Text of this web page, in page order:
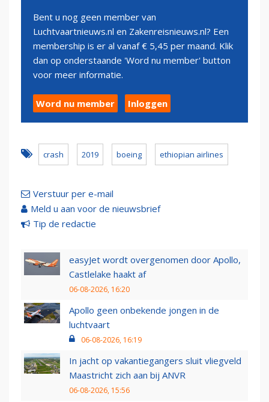
Bent u nog geen member van
Luchtvaartnieuws.nl en Zakenreisnieuws.nl? Een
membership is er al vanaf € 5,45 per maand. Klik
dan op onderstaande 'Word nu member' button
voor meer informatie.
Word nu member Inloggen
crash 2019 boeing ethiopian airlines
Verstuur per e-mail
Meld u aan voor de nieuwsbrief
Tip de redactie
easyJet wordt overgenomen door Apollo,
Castlelake haakt af
06-08-2026, 16:20
Apollo geen onbekende jongen in de
luchtvaart
06-08-2026, 16:19
In jacht op vakantiegangers sluit vliegveld
Maastricht zich aan bij ANVR
06-08-2026, 15:56